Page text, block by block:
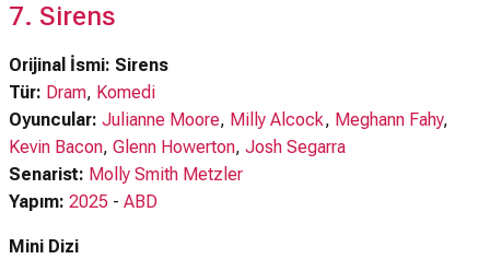
7. Sirens
Orijinal İsmi: Sirens
Tür: Dram, Komedi
Oyuncular: Julianne Moore, Milly Alcock, Meghann Fahy,
Kevin Bacon, Glenn Howerton, Josh Segarra
Senarist: Molly Smith Metzler
Yapım: 2025 - ABD
Mini Dizi